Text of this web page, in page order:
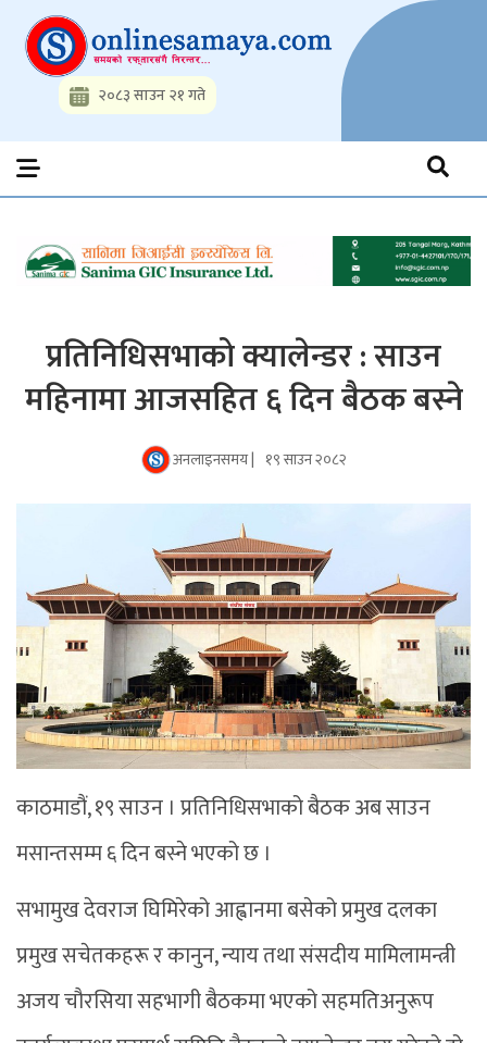
content
Onlinesamaya.com
Nepal News Portal, Business, Hot News, Interview, Opinions,
Politics, Science, Technology, Social, Media, Sports, Youth, Model
Watch, Movies
२०८३ साउन २१ गते
प्रतिनिधिसभाको क्यालेन्डर : साउन
महिनामा आजसहित ६ दिन बैठक बस्ने
अनलाइनसमय | १९ साउन २०८२
काठमाडौं, १९ साउन । प्रतिनिधिसभाको बैठक अब साउन
मसान्तसम्म ६ दिन बस्ने भएको छ ।
सभामुख देवराज घिमिरेको आह्वानमा बसेको प्रमुख दलका
प्रमुख सचेतकहरू र कानुन, न्याय तथा संसदीय मामिलामन्त्री
अजय चौरसिया सहभागी बैठकमा भएको सहमतिअनुरूप